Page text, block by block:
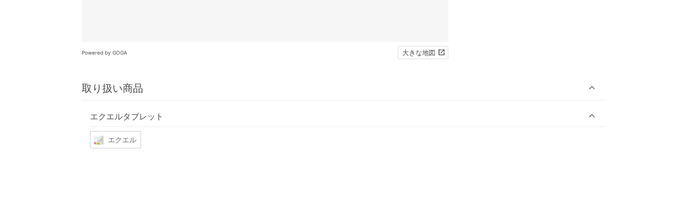
Powered by GOGA 大きな地図
取り扱い商品
エクエルタブレット
エクエル